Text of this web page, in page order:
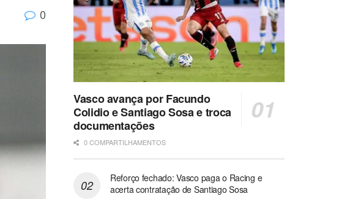
0
Vasco avança por Facundo
Colidio e Santiago Sosa e troca
documentações
0 COMPARTILHAMENTOS
Reforço fechado: Vasco paga o Racing e
acerta contratação de Santiago Sosa